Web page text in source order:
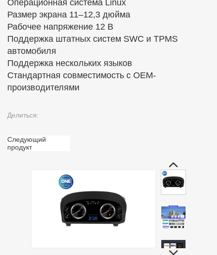
Операционная система Linux
Размер экрана 11–12,3 дюйма
Рабочее напряжение 12 В
Поддержка штатных систем SWC и TPMS
автомобиля
Поддержка нескольких языков
Стандартная совместимость с OEM-
производителями
Делиться:
Следующий
продукт